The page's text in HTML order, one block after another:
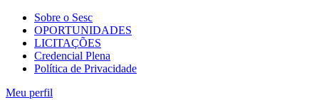
Sobre o Sesc
OPORTUNIDADES
LICITAÇÕES
Credencial Plena
Política de Privacidade
Meu perfil